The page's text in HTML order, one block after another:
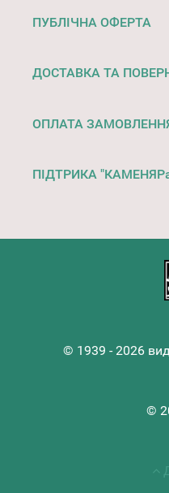
ПУБЛІЧНА ОФЕРТА
ДОСТАВКА ТА
ОПЛАТА
ПІДТРИКА
© 1939 - 2026
©